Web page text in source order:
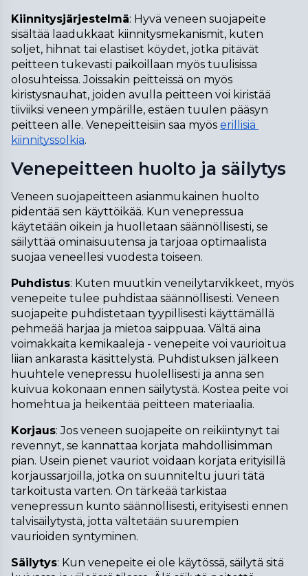
Kiinnitysjärjestelmä: Hyvä veneen suojapeite
sisältää laadukkaat kiinnitysmekanismit, kuten
soljet, hihnat tai elastiset köydet, jotka pitävät
peitteen tukevasti paikoillaan myös tuulisissa
olosuhteissa. Joissakin peitteissä on myös
kiristysnauhat, joiden avulla peitteen voi kiristää
tiiviiksi veneen ympärille, estäen tuulen pääsyn
peitteen alle. Venepeitteisiin saa myös erillisiä
kiinnityssolkia.
Venepeitteen huolto ja säilytys
Veneen suojapeitteen asianmukainen huolto
pidentää sen käyttöikää. Kun venepressua
käytetään oikein ja huolletaan säännöllisesti, se
säilyttää ominaisuutensa ja tarjoaa optimaalista
suojaa veneellesi vuodesta toiseen.
Puhdistus: Kuten muutkin veneilytarvikkeet, myös
venepeite tulee puhdistaa säännöllisesti. Veneen
suojapeite puhdistetaan tyypillisesti käyttämällä
pehmeää harjaa ja mietoa saippuaa. Vältä aina
voimakkaita kemikaaleja - venepeite voi vaurioitua
liian ankarasta käsittelystä. Puhdistuksen jälkeen
huuhtele venepressu huolellisesti ja anna sen
kuivua kokonaan ennen säilytystä. Kostea peite voi
homehtua ja heikentää peitteen materiaalia.
Korjaus: Jos veneen suojapeite on reikiintynyt tai
revennyt, se kannattaa korjata mahdollisimman
pian. Usein pienet vauriot voidaan korjata erityisillä
korjaussarjoilla, jotka on suunniteltu juuri tätä
tarkoitusta varten. On tärkeää tarkistaa
venepressun kunto säännöllisesti, erityisesti ennen
talvisäilytystä, jotta vältetään suurempien
vaurioiden syntyminen.
Säilytys: Kun venepeite ei ole käytössä, säilytä sitä